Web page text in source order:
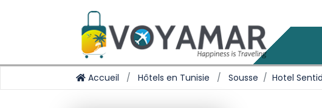
Accueil Hôtels en Tunisie Sousse Hotel